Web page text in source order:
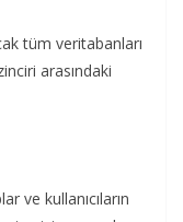
tüm veritabanları
arasındaki
ve kullanıcıların